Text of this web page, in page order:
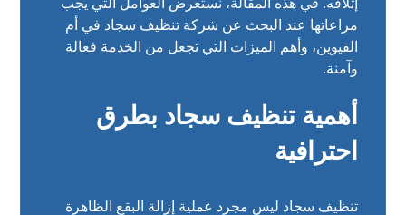
مراعاتها عند البحث عن شركة تنظيف سجاد في أم
القيوين، وأهم الميزات التي تجعل من الخدمة فعالة
وآمنة.
أهمية تنظيف سجاد بطرق
احترافية
تنظيف سجاد ليس مجرد عملية إزالة البقع الظاهرة